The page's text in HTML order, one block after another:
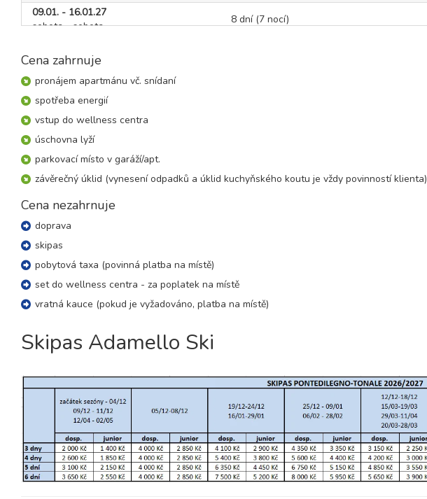
09.01. - 16.01.27
sobota - sobota
8 dní (7 nocí)
sobota - sobota
23.01. - 30.01.27
sobota - sobota
30.01. - 06.02.27
sobota - sobota
únor 2027
06.02. - 13.02.27
sobota - sobota
13.02. - 20.02.27
sobota - sobota
20.02. - 27.02.27
sobota - sobota
27.02. - 06.03.27
sobota - sobota
sobota - sobota
13.03. - 20.03.27
sobota - sobota
20.03. - 27.03.27
sobota - sobota
8 dní (7 nocí)
27.03. - 03.04.27
sobota - sobota
8 dní (7 nocí)
Cena zahrnuje
pronájem apartmánu vč. snídaní
spotřeba energií
vstup do wellness centra
úschovna lyží
parkovací místo v garáží/apt.
závěrečný úklid (vynesení odpadků a úklid kuchyňského koutu je vždy povinností klienta)
Cena nezahrnuje
doprava
skipas
pobytová taxa (povinná platba na místě)
set do wellness centra - za poplatek na místě
vratná kauce (pokud je vyžadováno, platba na místě)
Skipas Adamello Ski